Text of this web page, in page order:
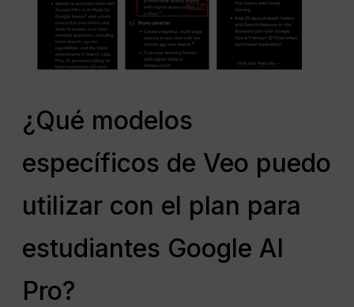
¿Qué modelos
específicos de Veo puedo
utilizar con el plan para
estudiantes Google AI
Pro?